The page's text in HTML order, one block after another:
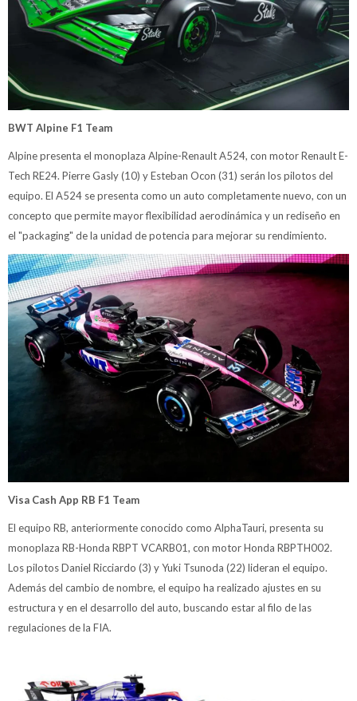
BWT Alpine F1 Team
Alpine presenta el monoplaza Alpine-Renault A524, con motor Renault E-
Tech RE24. Pierre Gasly (10) y Esteban Ocon (31) serán los pilotos del
equipo. El A524 se presenta como un auto completamente nuevo, con un
concepto que permite mayor flexibilidad aerodinámica y un rediseño en
el "packaging" de la unidad de potencia para mejorar su rendimiento.
Visa Cash App RB F1 Team
El equipo RB, anteriormente conocido como AlphaTauri, presenta su
monoplaza RB-Honda RBPT VCARB01, con motor Honda RBPTH002.
Los pilotos Daniel Ricciardo (3) y Yuki Tsunoda (22) lideran el equipo.
Además del cambio de nombre, el equipo ha realizado ajustes en su
estructura y en el desarrollo del auto, buscando estar al filo de las
regulaciones de la FIA.